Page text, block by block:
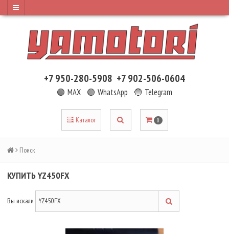
+7 950-280-5908 +7 902-506-0604
🟢 MAX 🟢 WhatsApp 🔵 Telegram
Каталог 0
Поиск
КУПИТЬ YZ450FX
Вы искали